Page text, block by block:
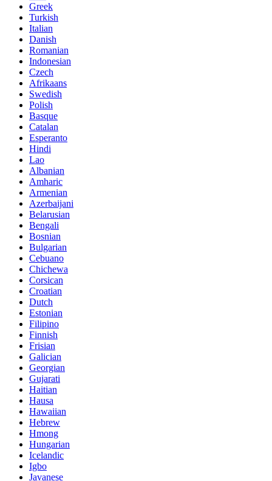
Greek
Turkish
Italian
Danish
Romanian
Indonesian
Czech
Afrikaans
Swedish
Polish
Basque
Catalan
Esperanto
Hindi
Lao
Albanian
Amharic
Armenian
Azerbaijani
Belarusian
Bengali
Bosnian
Bulgarian
Cebuano
Chichewa
Corsican
Croatian
Dutch
Estonian
Filipino
Finnish
Frisian
Galician
Georgian
Gujarati
Haitian
Hausa
Hawaiian
Hebrew
Hmong
Hungarian
Icelandic
Igbo
Javanese